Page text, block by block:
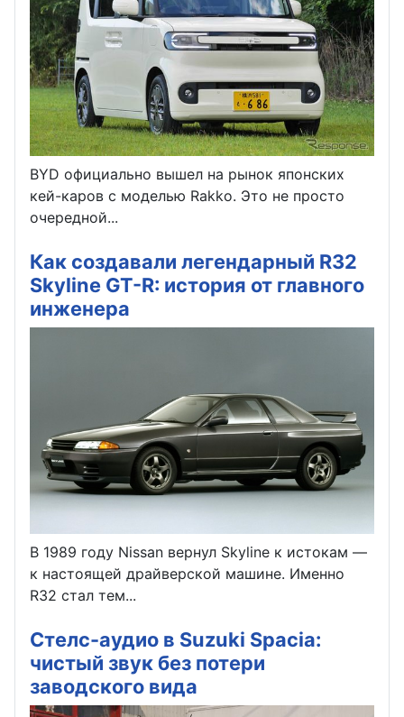
BYD официально вышел на рынок японских
кей-каров с моделью Rakko. Это не просто
очередной...
Как создавали легендарный R32
Skyline GT-R: история от главного
инженера
В 1989 году Nissan вернул Skyline к истокам —
к настоящей драйверской машине. Именно
R32 стал тем...
Стелс-аудио в Suzuki Spacia:
чистый звук без потери
заводского вида